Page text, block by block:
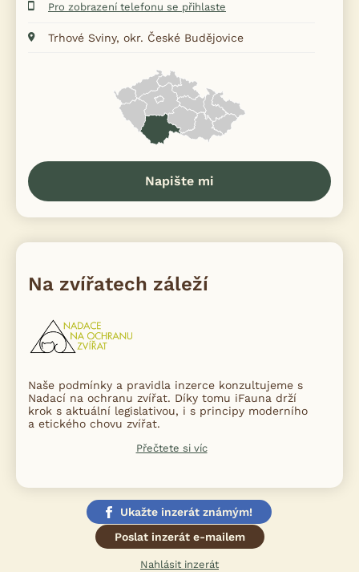
Pro zobrazení telefonu se přihlaste
Trhové Sviny, okr. České Budějovice
Napište mi
Na zvířatech záleží
Naše podmínky a pravidla inzerce konzultujeme s
Nadací na ochranu zvířat. Díky tomu iFauna drží
krok s aktuální legislativou, i s principy moderního
a etického chovu zvířat.
Přečtete si víc
Ukažte inzerát známým!
Poslat inzerát e-mailem
Nahlásit inzerát